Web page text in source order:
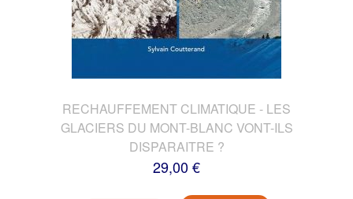
RECHAUFFEMENT CLIMATIQUE - LES
GLACIERS DU MONT-BLANC VONT-ILS
DISPARAITRE ?
29,00 €